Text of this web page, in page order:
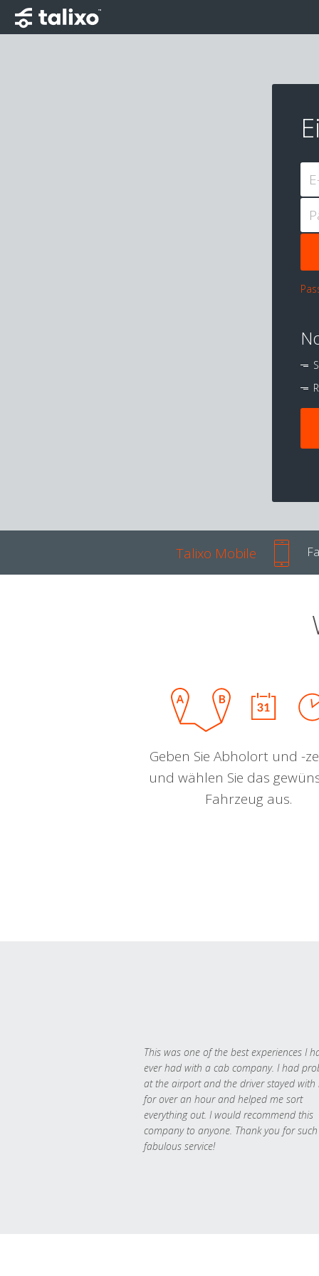
Talixo Mobile
Geben Sie Abholort und -
und wählen Sie das
Fahrzeug aus.
This was one of the best experiences I
ever had with a cab company. I had
at the airport and the driver stayed with
for over an hour and helped me sort
everything out. I would recommend this
company to anyone. Thank you for such
fabulous service!